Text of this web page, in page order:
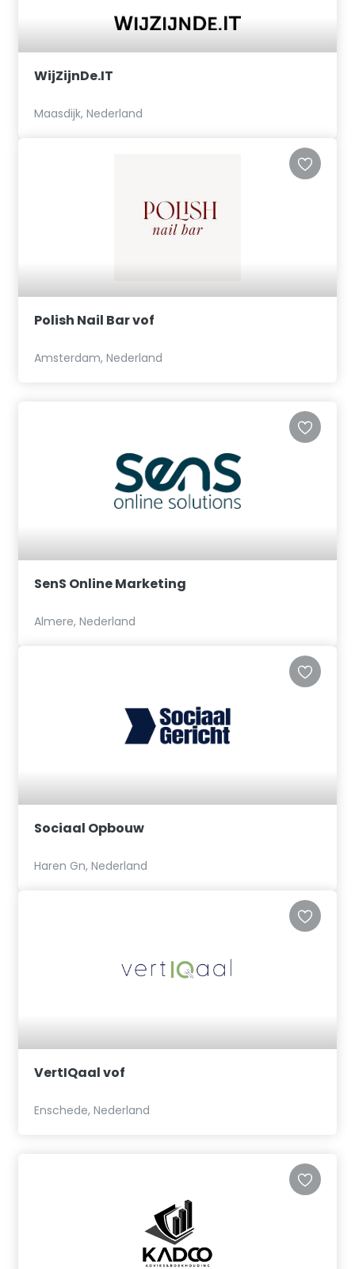
WijZijnDe.IT
Maasdijk, Nederland
Polish Nail Bar vof
Amsterdam, Nederland
SenS Online Marketing
Almere, Nederland
Sociaal Opbouw
Haren Gn, Nederland
VertIQaal vof
Enschede, Nederland